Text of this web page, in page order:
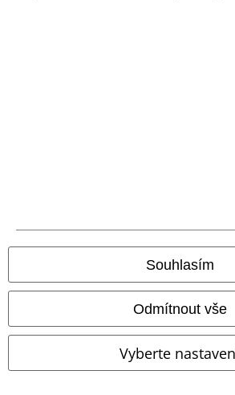
Souhlasím
Odmítnout vše
Vyberte
Tímto souhlasím se zasíláním EMP Newslettru a
E.M.P. Merchandising mbH může zpracovávat
pravidelně mi posílat informace o svých
budou zpracovány v souladu s ustanoveními
Můj souhlas mohu kdykoliv odvolat na